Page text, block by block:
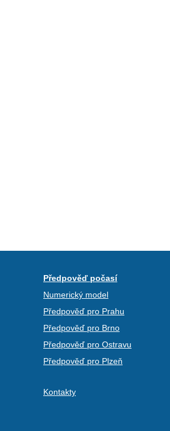
Předpověď počasí
Numerický model
Předpověď pro Prahu
Předpověď pro Brno
Předpověď pro Ostravu
Předpověď pro Plzeň
Kontakty